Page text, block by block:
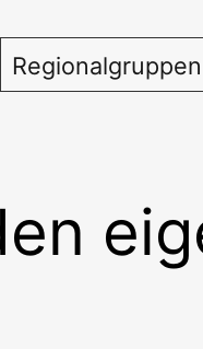
Regionalgruppen